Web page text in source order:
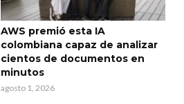
AWS premió esta IA
colombiana capaz de analizar
cientos de documentos en
minutos
agosto 1, 2026